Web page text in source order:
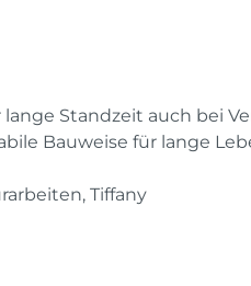
Standzeit auch bei
Bauweise für lange
Tiffany